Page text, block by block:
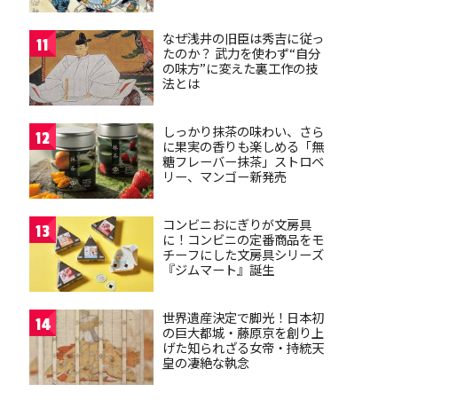
11
なぜ浅井の旧臣は秀吉に従っ
たのか？ 武力を使わず“自分
の味方”に変えた裏工作の技
法とは
12
しっかり抹茶の味わい、さら
に果実の香りも楽しめる「無
糖フレーバー抹茶」ストロベ
リー、マンゴー新発売
13
コンビニおにぎりが文房具
に！コンビニの定番商品をモ
チーフにした文房具シリーズ
『ジムマート』誕生
14
世界遺産決定で脚光！日本初
の巨大都城・藤原京を創り上
げた知られざる女帝・持統天
皇の凄絶な執念